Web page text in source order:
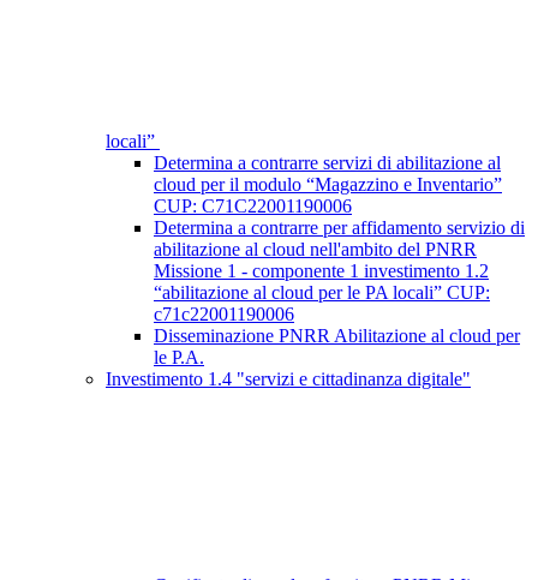
locali”
Determina a contrarre servizi di abilitazione al
cloud per il modulo “Magazzino e Inventario”
CUP: C71C22001190006
Determina a contrarre per affidamento servizio di
abilitazione al cloud nell'ambito del PNRR
Missione 1 - componente 1 investimento 1.2
“abilitazione al cloud per le PA locali” CUP:
c71c22001190006
Disseminazione PNRR Abilitazione al cloud per
le P.A.
Investimento 1.4 "servizi e cittadinanza digitale"